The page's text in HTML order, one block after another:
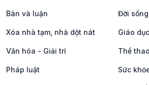
Bàn và luận Đời
Xóa nhà tạm, nhà dột nát Giáo
Văn hóa - Giải trí Thể thao
Pháp luật Sức